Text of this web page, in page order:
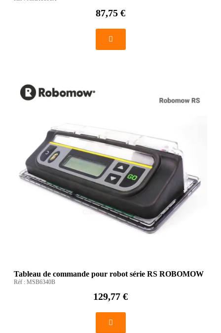
87,75 €
Tableau de commande pour robot série RS ROBOMOW
Réf : MSB6340B
129,77 €